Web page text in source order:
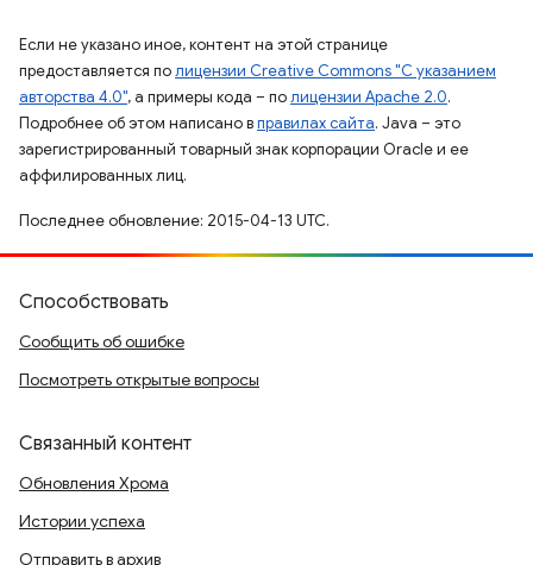
Если не указано иное, контент на этой странице
предоставляется полицензии Creative Commons "С указанием
авторства 4.0", а примеры кода – полицензии Apache 2.0.
Подробнее об этом написано вправилах сайта. Java – это
зарегистрированный товарный знак корпорации Oracle и ее
аффилированных лиц.
Последнее обновление: 2015-04-13 UTC.
Способствовать
Сообщить об ошибке
Посмотреть открытые вопросы
Связанный контент
Обновления Хрома
Истории успеха
Отправить в архив